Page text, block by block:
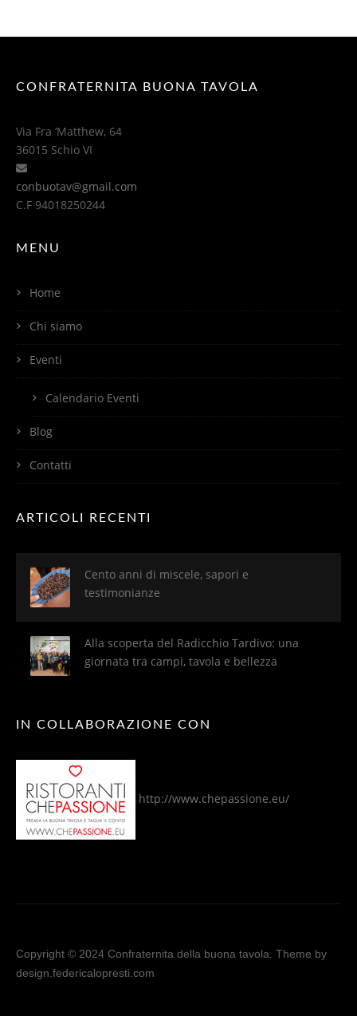
CONFRATERNITA BUONA TAVOLA
Via Fra ‘Matthew, 64
36015 Schio VI
conbuotav@gmail.com
C.F 94018250244
MENU
Home
Chi siamo
Eventi
Calendario Eventi
Blog
Contatti
ARTICOLI RECENTI
Cento anni di miscele, sapori e
testimonianze
Alla scoperta del Radicchio Tardivo: una
giornata tra campi, tavola e bellezza
IN COLLABORAZIONE CON
http://www.chepassione.eu/